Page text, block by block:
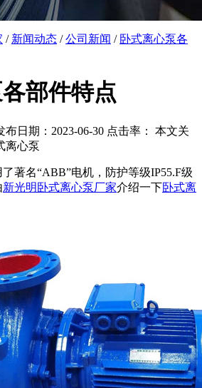
/ 新闻动态 /公司新闻 / 卧式离心泵各
部件特点
布日期：2023-06-30 点击率：
本文关
离心泵
著名“ABB”电机，防护等级IP55.F级
新光明卧式离心泵厂家介绍一下卧式离